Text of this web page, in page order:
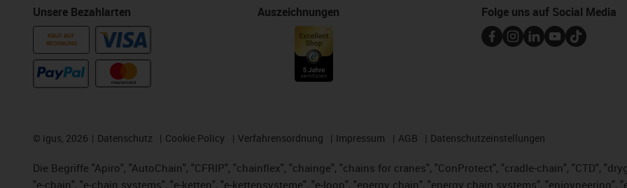
Unsere Bezahlarten
KAUF AUF
RECHNUNG
Auszeichnungen Folge uns auf Social Media
© igus, 2026 Datenschutz Cookie Policy Verfahrensordnung Impressum AGB Datenschutzeinstellungen
Die Begriffe "Apiro", "AutoChain", "CFRIP", "chainflex", "chainge", "chains for cranes", "ConProtect", "cradle-chain", "CTD",
"e-chain", "e-chain systems", "e-ketten", "e-kettensysteme", "e-loop", "energy chain", "energy chain systems", "enjoyneering",